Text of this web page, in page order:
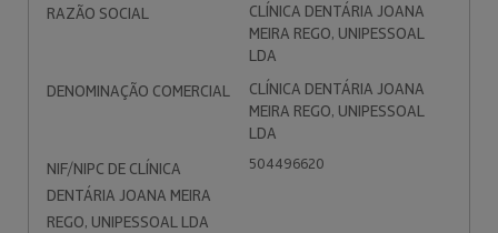
RAZÃO SOCIAL
CLÍNICA DENTÁRIA JOANA
MEIRA REGO, UNIPESSOAL
LDA
DENOMINAÇÃO COMERCIAL
CLÍNICA DENTÁRIA JOANA
MEIRA REGO, UNIPESSOAL
LDA
NIF/NIPC DE CLÍNICA
DENTÁRIA JOANA MEIRA
REGO, UNIPESSOAL LDA
504496620